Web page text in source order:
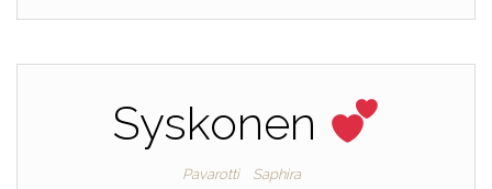
Syskonen
Pavarotti Saphira